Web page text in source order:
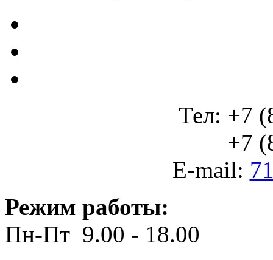
Тел: +7
+7
E-mail:
Режим работы:
Пн-Пт 9.00 - 18.00